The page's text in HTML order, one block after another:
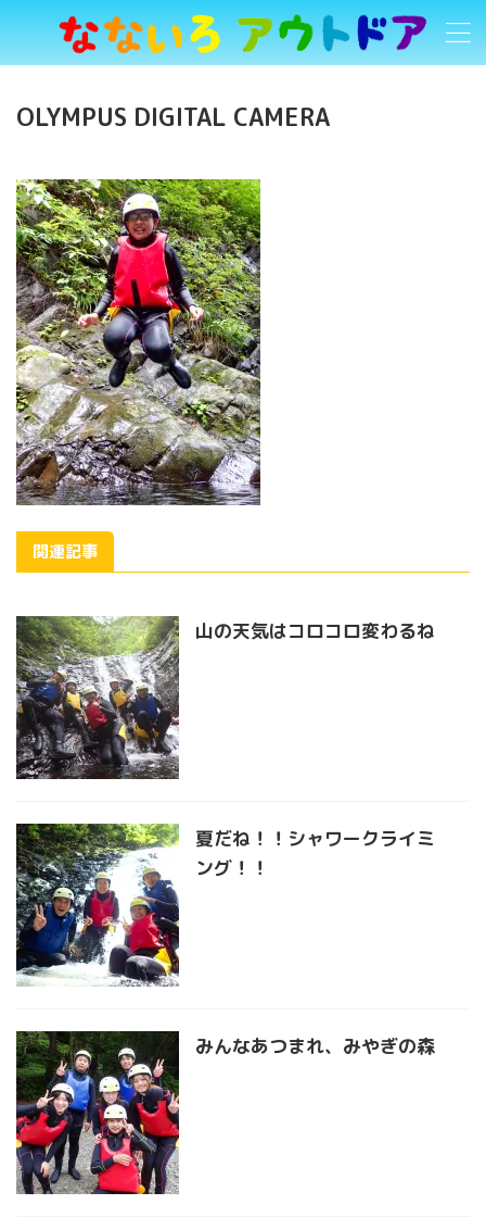
OLYMPUS DIGITAL CAMERA
関連記事
山の天気はコロコロ変わるね
夏だね！！シャワークライミ
ング！！
みんなあつまれ、みやぎの森